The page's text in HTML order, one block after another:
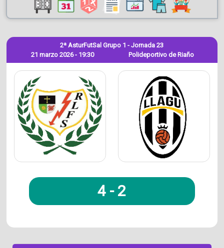
21 marzo 2026 - 19:30
2ª AsturFutSal Grupo 1 - Jornada 23
Polideportivo de Riaño
4 - 2